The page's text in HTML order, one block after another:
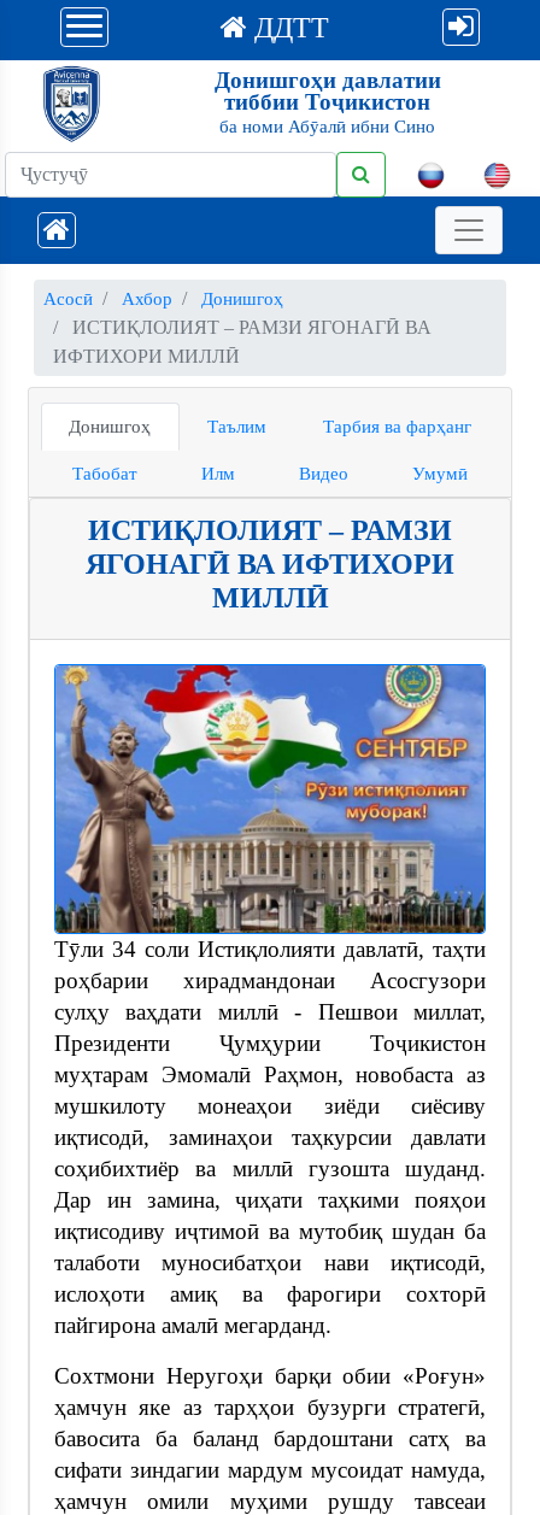
ДДТТ
Донишгоҳи давлатии
тиббии Тоҷикистон
ба номи Абӯалӣ ибни Сино
Асосӣ Ахбор Донишгоҳ
ИСТИҚЛОЛИЯТ – РАМЗИ ЯГОНАГӢ ВА
ИФТИХОРИ МИЛЛӢ
Донишгоҳ Таълим Тарбия ва фарҳанг
Табобат Илм Видео Умумӣ
ИСТИҚЛОЛИЯТ – РАМЗИ
ЯГОНАГӢ ВА ИФТИХОРИ
МИЛЛӢ
Тӯли 34 соли Истиқлолияти давлатӣ, таҳти
роҳбарии хирадмандонаи Асосгузори
сулҳу ваҳдати миллӣ - Пешвои миллат,
Президенти Ҷумҳурии Тоҷикистон
муҳтарам Эмомалӣ Раҳмон, новобаста аз
мушкилоту монеаҳои зиёди сиёсиву
иқтисодӣ, заминаҳои таҳкурсии давлати
соҳибихтиёр ва миллӣ гузошта шуданд.
Дар ин замина, ҷиҳати таҳкими пояҳои
иқтисодиву иҷтимоӣ ва мутобиқ шудан ба
талаботи муносибатҳои нави иқтисодӣ,
ислоҳоти амиқ ва фарогири сохторӣ
пайгирона амалӣ мегарданд.
Сохтмони Неругоҳи барқи обии «Роғун»
ҳамчун яке аз тарҳҳои бузурги стратегӣ,
бавосита ба баланд бардоштани сатҳ ва
сифати зиндагии мардум мусоидат намуда,
ҳамчун омили муҳими рушду тавсеаи